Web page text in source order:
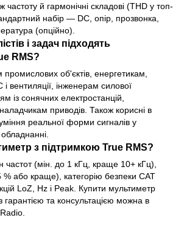
частоту й гармонічні складові (THD у топ-
набір — DC, опір, прозвонка,
(опційно).
і задач підходять
RMS?
промислових об'єктів, енергетикам,
і вентиляції, інженерам силової
із сонячних електростанцій,
приводів. Також корисні в
реальної форми сигналів у
з підтримкою True RMS?
частот (мін. до 1 кГц, краще 10+ кГц),
% або краще), категорію безпеки CAT
LoZ, Hz і Peak. Купити мультиметр
гарантією та консультацією можна в